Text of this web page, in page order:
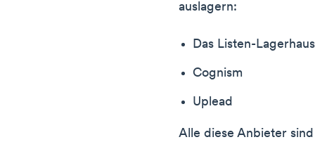
auslagern:
Das Listen-Lagerhaus
Cognism
Uplead
Alle diese Anbieter